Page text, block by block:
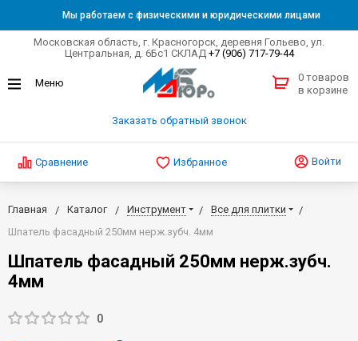
Мы работаем с физическими и юридическими лицами
Московская область, г. Красногорск, деревня Гольево, ул.
Центральная, д. 6Бс1 СКЛАД +7 (906) 717-79-44
Заказать обратный звонок
0 товаров
в корзине
Сравнение Избранное Войти
Главная Каталог Инструмент
Все для плитки
Шпатель фасадный 250мм нерж.зубч. 4мм
Шпатель фасадный 250мм нерж.зубч.
4мм
0